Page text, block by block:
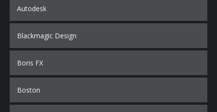
Autodesk
Blackmagic Design
Boris FX
Boston